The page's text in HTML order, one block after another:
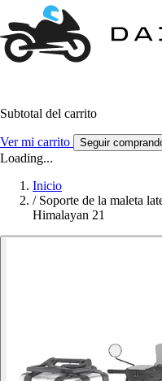
Subtotal del carrito
Ver mi carrito Seguir
Loading...
Inicio
/ Soporte de la maleta
Himalayan 21